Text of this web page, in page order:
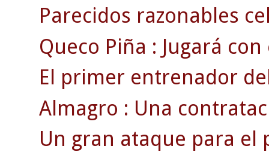
Parecidos razonables
Queco Piña : Jugará
El primer entrenador
Almagro : Una
Un gran ataque para el